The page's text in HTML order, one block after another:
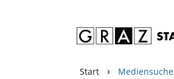
Start › Mediensuche